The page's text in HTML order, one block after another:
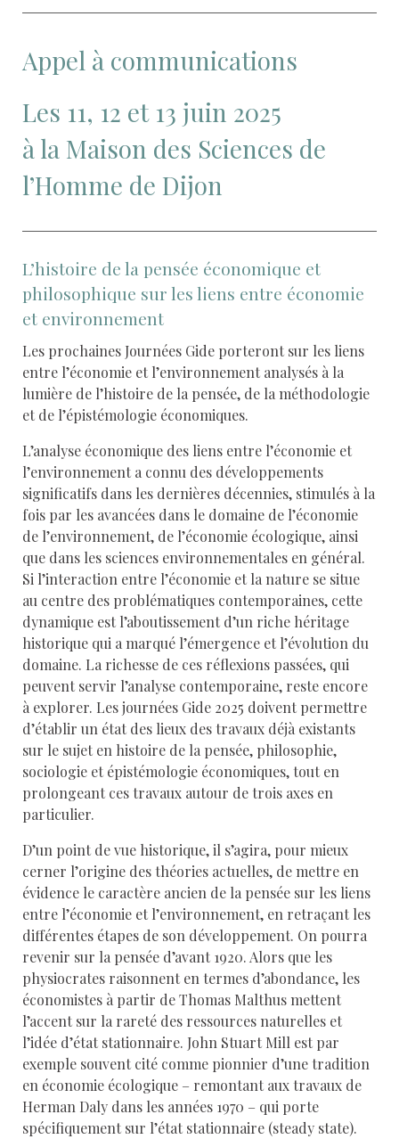
Appel à communications
Les 11, 12 et 13 juin 2025
à la Maison des Sciences de
l’Homme de Dijon
L’histoire de la pensée économique et
philosophique sur les liens entre économie
et environnement
Les prochaines Journées Gide porteront sur les liens
entre l’économie et l’environnement analysés à la
lumière de l’histoire de la pensée, de la méthodologie
et de l’épistémologie économiques.
L’analyse économique des liens entre l’économie et
l’environnement a connu des développements
significatifs dans les dernières décennies, stimulés à la
fois par les avancées dans le domaine de l’économie
de l’environnement, de l’économie écologique, ainsi
que dans les sciences environnementales en général.
Si l’interaction entre l’économie et la nature se situe
au centre des problématiques contemporaines, cette
dynamique est l’aboutissement d’un riche héritage
historique qui a marqué l’émergence et l’évolution du
domaine. La richesse de ces réflexions passées, qui
peuvent servir l’analyse contemporaine, reste encore
à explorer. Les journées Gide 2025 doivent permettre
d’établir un état des lieux des travaux déjà existants
sur le sujet en histoire de la pensée, philosophie,
sociologie et épistémologie économiques, tout en
prolongeant ces travaux autour de trois axes en
particulier.
D’un point de vue historique, il s’agira, pour mieux
cerner l’origine des théories actuelles, de mettre en
évidence le caractère ancien de la pensée sur les liens
entre l’économie et l’environnement, en retraçant les
différentes étapes de son développement. On pourra
revenir sur la pensée d’avant 1920. Alors que les
physiocrates raisonnent en termes d’abondance, les
économistes à partir de Thomas Malthus mettent
l’accent sur la rareté des ressources naturelles et
l’idée d’état stationnaire. John Stuart Mill est par
exemple souvent cité comme pionnier d’une tradition
en économie écologique – remontant aux travaux de
Herman Daly dans les années 1970 – qui porte
spécifiquement sur l’état stationnaire (steady state).